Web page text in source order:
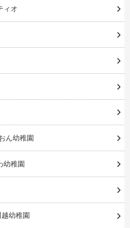
ィオ
ん幼稚園
幼稚園
幼稚園